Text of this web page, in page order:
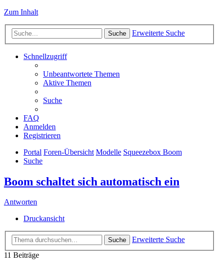
Zum Inhalt
Suche Erweiterte Suche
Schnellzugriff
Unbeantwortete Themen
Aktive Themen
Suche
FAQ
Anmelden
Registrieren
Portal Foren-Übersicht Modelle Squeezebox Boom
Suche
Boom schaltet sich automatisch ein
Antworten
Druckansicht
Suche
Erweiterte Suche
11 Beiträge